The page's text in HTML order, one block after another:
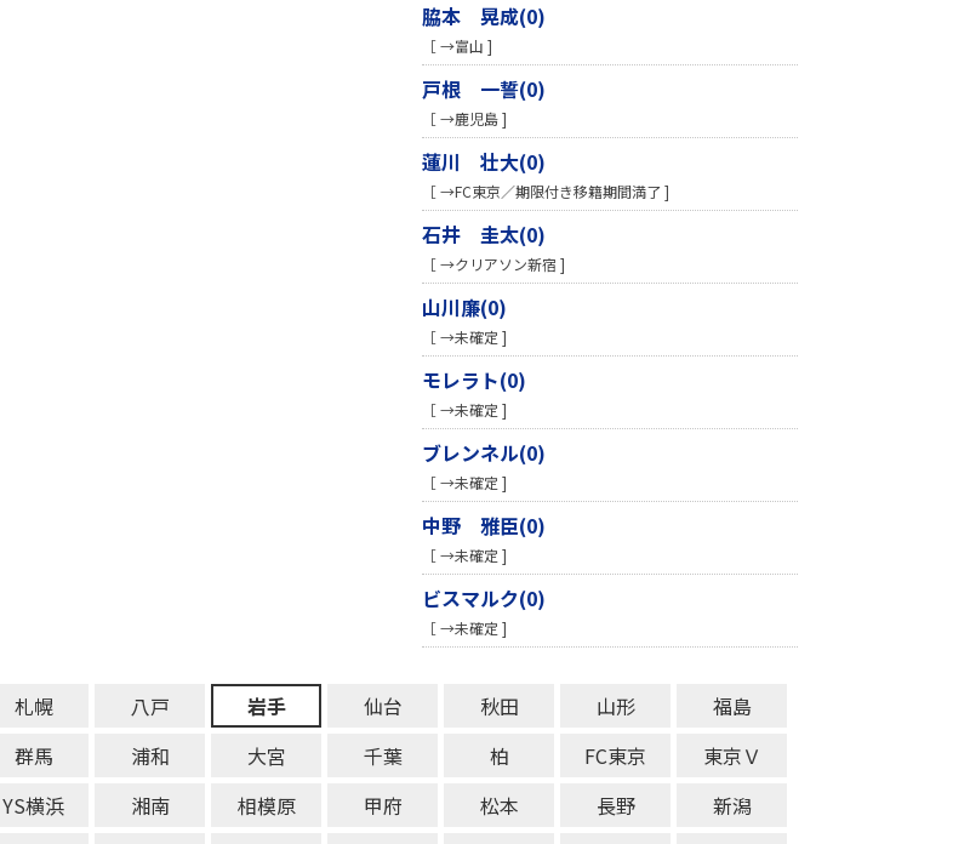
脇本 晃成(0)
［ →富山 ]
戸根 一誓(0)
［ →鹿児島 ]
蓮川 壮大(0)
［ →FC東京／期限付き移籍期間満了 ]
石井 圭太(0)
［ →クリアソン新宿 ]
山川廉(0)
［ →未確定 ]
モレラト(0)
［ →未確定 ]
ブレンネル(0)
［ →未確定 ]
中野 雅臣(0)
［ →未確定 ]
ビスマルク(0)
［ →未確定 ]
札幌 八戸 岩手 仙台 秋田 山形
福島
群馬 浦和 大宮 千葉 柏 FC東京
東京Ｖ
YS横浜 湘南 相模原 甲府 松本 長野
新潟